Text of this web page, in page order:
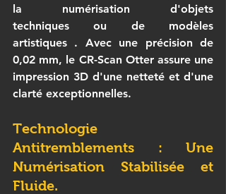
la numérisation d'objets
techniques ou de modèles
artistiques . Avec une précision de
impression 3D d'une netteté et d'une
clarté exceptionnelles.
Technologie
Antitremblements : Une
Numérisation Stabilisée et
Fluide.